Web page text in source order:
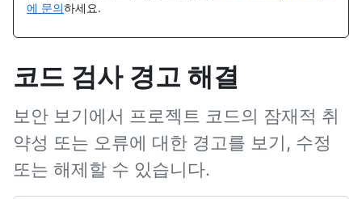
에 문의하세요.
코드 검사 경고 해결
보안 보기에서 프로젝트 코드의 잠재적 취
약성 또는 오류에 대한 경고를 보기, 수정
또는 해제할 수 있습니다.